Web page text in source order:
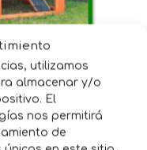
utilizamos
almacenar y/o
El
nos permitirá
de